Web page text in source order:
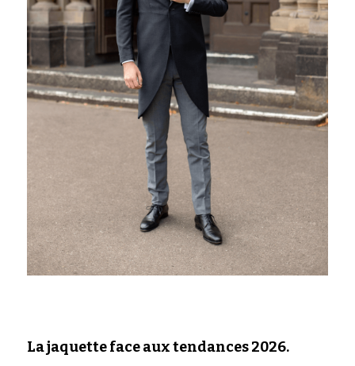
La jaquette face aux tendances 2026.